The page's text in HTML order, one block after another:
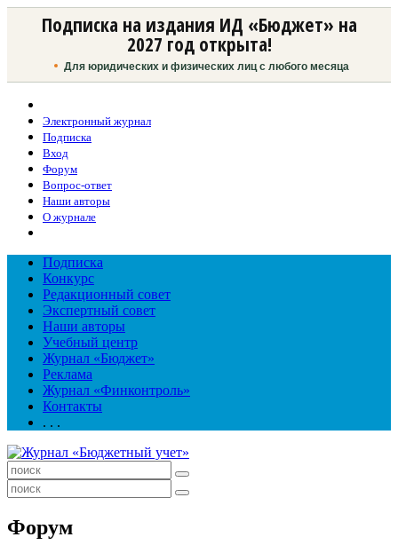
Подписка на издания ИД «Бюджет» на
2027 год открыта!
Для юридических и физических лиц с любого месяца
Электронный журнал
Подписка
Вход
Форум
Вопрос-ответ
Наши авторы
О журнале
Подписка
Конкурс
Редакционный совет
Экспертный совет
Наши авторы
Учебный центр
Журнал «Бюджет»
Реклама
Журнал «Финконтроль»
Контакты
. . .
Форум